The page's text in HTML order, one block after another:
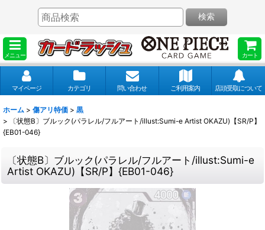
メニュー カート
検索
マイページ カテゴリ 問い合わせ ご利用案内 店頭受取について
ホーム > 傷アリ特価 > 黒
>
〔状態B〕ブルック(パラレル/フルアート/illust:Sumi-e Artist OKAZU)【SR/P】
{EB01-046}
〔状態B〕ブルック(パラレル/フルアート/illust:Sumi-e
Artist OKAZU)【SR/P】{EB01-046}